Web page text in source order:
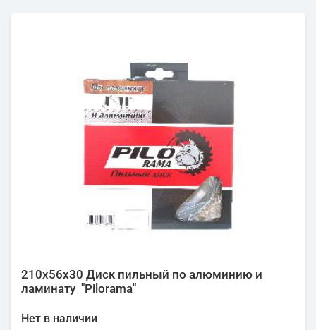
210х56х30 Диск пильный по алюминию и
ламинату "Pilorama"
Нет в наличии